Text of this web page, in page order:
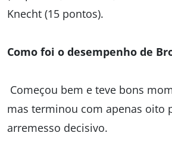
Knecht (15 pontos).
Como foi o desempenho de
Começou bem e teve bons
mas terminou com apenas oito
arremesso decisivo.